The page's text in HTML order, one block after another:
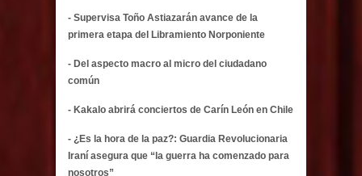
- Supervisa Toño Astiazarán avance de la
primera etapa del Libramiento Norponiente
- Del aspecto macro al micro del ciudadano
común
- Kakalo abrirá conciertos de Carín León en Chile
- ¿Es la hora de la paz?: Guardia Revolucionaria
Iraní asegura que “la guerra ha comenzado para
nosotros”